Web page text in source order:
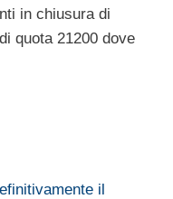
in chiusura di
quota 21200 dove
il